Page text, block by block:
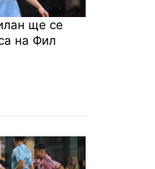
ще се
на Фил